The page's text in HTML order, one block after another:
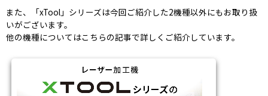
また、「xTool」シリーズは今回ご紹介した2機種以外にもお取り扱
いがございます。
他の機種についてはこちらの記事で詳しくご紹介しています。